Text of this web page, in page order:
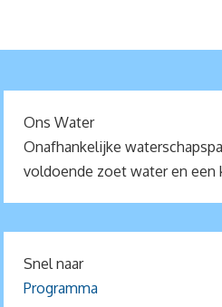
Ons Water
Onafhankelijke
voldoende zoet water en een
Snel naar
Programma